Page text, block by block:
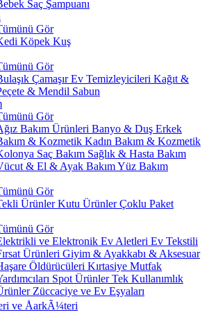
Saç Şampuanı
Gör
Köpek Kuş
Gör
ÇamaşırEv Temizleyicileri Kağıt &
& Mendil Sabun
Gör
Bakım Ürünleri Banyo & Duş Erkek
& Kozmetik Kadın Bakım & Kozmetik
Saç Bakım Sağlık & Hasta Bakım
& El & Ayak BakımYüz Bakım
Gör
ÜrünlerKutu ÜrünlerÇoklu Paket
Gör
ve Elektronik Ev Aletleri Ev Tekstili
Ürünleri Giyim & Ayakkabı & Aksesuar
Öldürücüleri Kırtasiye Mutfak
Spot ÜrünlerTek Kullanımlık
Züccaciye ve Ev Eşyaları
ve ÅarkÃ¼teri